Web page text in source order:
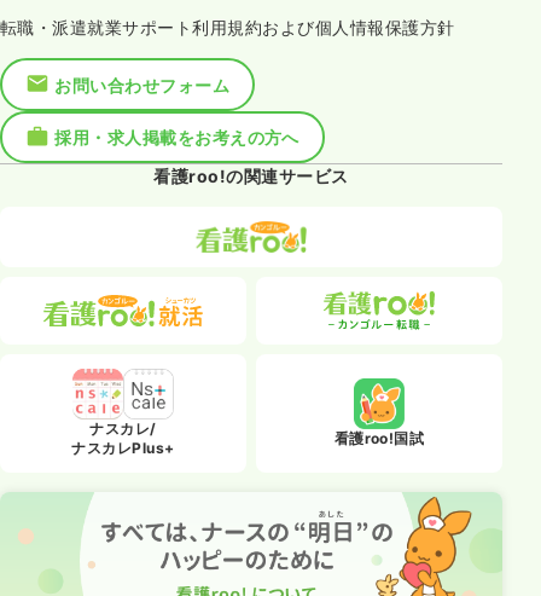
転職・派遣就業サポート利用規約および個人情報保護方針
お問い合わせフォーム
採用・求人掲載をお考えの方へ
看護roo!の関連サービス
ナスカレ/
ナスカレPlus+
看護roo!国試